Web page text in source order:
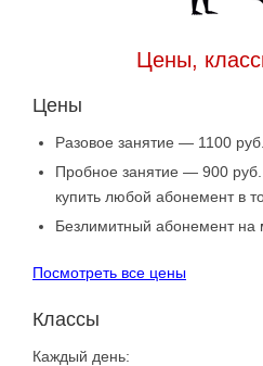
Цены,
Цены
Разовое занятие — 1100 руб.
Пробное занятие — 900 руб.
купить любой абонемент в
Безлимитный абонемент на
Посмотреть все цены
Классы
Каждый день: